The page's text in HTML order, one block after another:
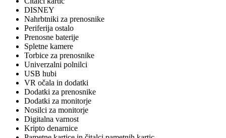
DISNEY
Nahrbtniki za prenosnike
Periferija ostalo
Prenosne baterije
Spletne kamere
Torbice za prenosnike
Univerzalni polnilci
USB hubi
VR očala in dodatki
Dodatki za prenosnike
Dodatki za monitorje
Nosilci za monitorje
Digitalna varnost
Kripto denarnice